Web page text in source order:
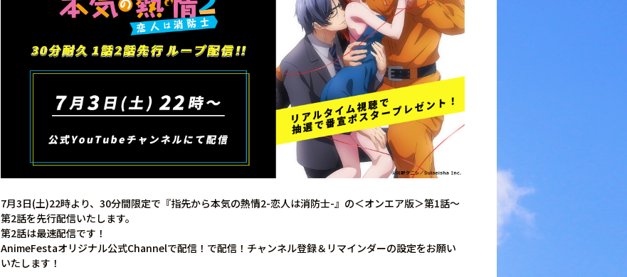
7月3日(土)22時より、30分間限定で『指先から本気の熱情2-恋人は消防士-』の＜オンエア版＞第1話～
第2話を先行配信いたします。
第2話は最速配信です！
AnimeFestaオリジナル公式Channelで配信！で配信！チャンネル登録＆リマインダーの設定をお願い
いたします！